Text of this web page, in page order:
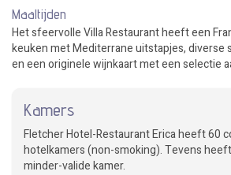
Maaltijden
Het sfeervolle Villa Restaurant heeft een
keuken met Mediterrane uitstapjes, diverse
en een originele wijnkaart met een selectie
Kamers
Fletcher Hotel-Restaurant Erica heeft 60
hotelkamers (non-smoking). Tevens
minder-valide kamer.